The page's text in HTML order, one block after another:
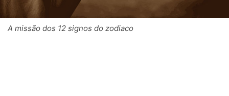
A missão dos 12 signos do zodiaco